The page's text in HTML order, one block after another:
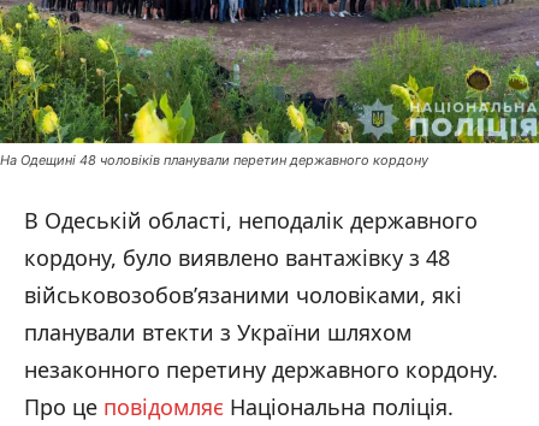
На Одещині 48 чоловіків планували перетин державного кордону
В Одеській області, неподалік державного
кордону, було виявлено вантажівку з 48
військовозобов’язаними чоловіками, які
планували втекти з України шляхом
незаконного перетину державного кордону.
Про це повідомляє Національна поліція.